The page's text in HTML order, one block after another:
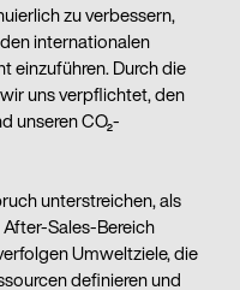
zu verbessern,
internationalen
einzuführen. Durch die
uns verpflichtet, den
unseren CO₂-
unterstreichen, als
Sales-Bereich
Umweltziele, die
definieren und